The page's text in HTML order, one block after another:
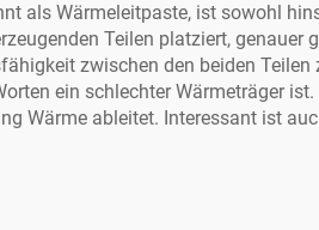
als Wärmeleitpaste, ist sowohl
Teilen platziert, genauer
zwischen den beiden
ein schlechter Wärmeträger
Wärme ableitet. Interessant ist